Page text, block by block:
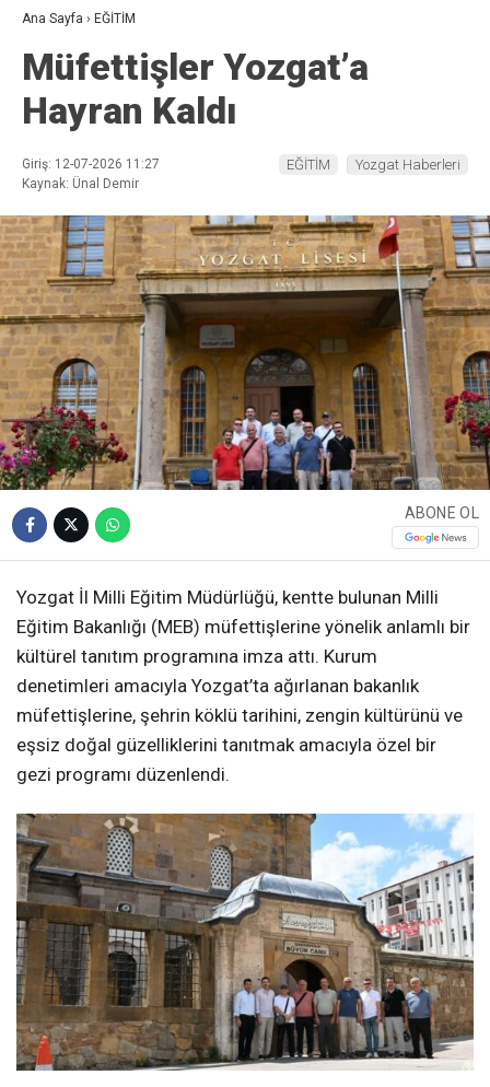
Ana Sayfa › EĞİTİM
Müfettişler Yozgat’a
Hayran Kaldı
Giriş: 12-07-2026 11:27
Kaynak: Ünal Demir
EĞİTİM Yozgat Haberleri
ABONE OL
Yozgat İl Milli Eğitim Müdürlüğü, kentte bulunan Milli
Eğitim Bakanlığı (MEB) müfettişlerine yönelik anlamlı bir
kültürel tanıtım programına imza attı. Kurum
denetimleri amacıyla Yozgat’ta ağırlanan bakanlık
müfettişlerine, şehrin köklü tarihini, zengin kültürünü ve
eşsiz doğal güzelliklerini tanıtmak amacıyla özel bir
gezi programı düzenlendi.